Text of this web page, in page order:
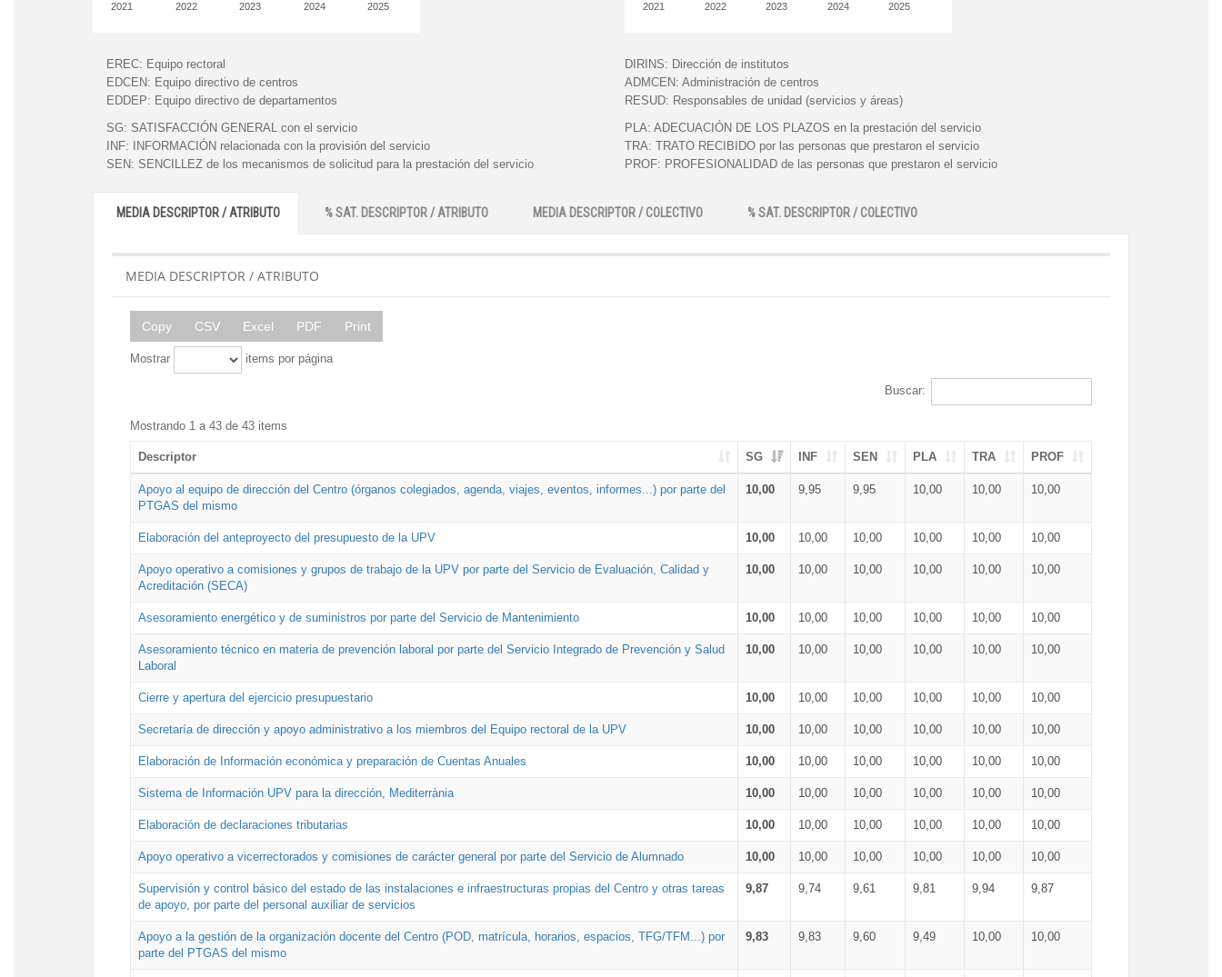
2021 2022 2023 2024 2025 2021 2022 2023 2024 2025
EREC: Equipo rectoral
EDCEN: Equipo directivo de centros
EDDEP: Equipo directivo de departamentos
DIRINS: Dirección de institutos
ADMCEN: Administración de centros
RESUD: Responsables de unidad (servicios y áreas)
SG: SATISFACCIÓN GENERAL con el servicio
INF:
INFORMACIÓN relacionada con la provisión del servicio
SEN: SENCILLEZ de los mecanismos de solicitud para la prestación del servicio
PLA: ADECUACIÓN DE LOS PLAZOS en la prestación del servicio
TRA: TRATO RECIBIDO por las personas que prestaron el servicio
PROF: PROFESIONALIDAD de las personas que prestaron el servicio
MEDIA DESCRIPTOR / ATRIBUTO % SAT. DESCRIPTOR / ATRIBUTO MEDIA DESCRIPTOR / COLECTIVO % SAT. DESCRIPTOR / COLECTIVO
MEDIA DESCRIPTOR / ATRIBUTO
Copy CSV Excel PDF Print
Mostrar items por página
Buscar:
Mostrando 1 a 43 de 43 items
Descriptor SG INF SEN PLA TRA PROF
Apoyo al equipo de dirección del Centro (órganos colegiados, agenda, viajes, eventos, informes...) por parte del
PTGAS del mismo
10,00 9,95 9,95 10,00 10,00 10,00
Elaboración del anteproyecto del presupuesto de la UPV 10,00 10,00 10,00 10,00 10,00 10,00
Apoyo operativo a comisiones y grupos de trabajo de la UPV por parte del Servicio de Evaluación, Calidad y
Acreditación (SECA)
10,00 10,00 10,00 10,00 10,00 10,00
Asesoramiento energético y de suministros por parte del Servicio de Mantenimiento 10,00 10,00 10,00 10,00 10,00 10,00
Asesoramiento técnico en materia de prevención laboral por parte del Servicio Integrado de Prevención y Salud
Laboral
10,00 10,00 10,00 10,00 10,00 10,00
Cierre y apertura del ejercicio presupuestario 10,00 10,00 10,00 10,00 10,00 10,00
Secretaría de dirección y apoyo administrativo a los miembros del Equipo rectoral de la UPV 10,00 10,00 10,00 10,00 10,00 10,00
Elaboración de Información económica y preparación de Cuentas Anuales 10,00 10,00 10,00 10,00 10,00 10,00
Sistema de Información UPV para la dirección, Mediterrània 10,00 10,00 10,00 10,00 10,00 10,00
Elaboración de declaraciones tributarias 10,00 10,00 10,00 10,00 10,00 10,00
Apoyo operativo a vicerrectorados y comisiones de carácter general por parte del Servicio de Alumnado 10,00 10,00 10,00 10,00 10,00 10,00
Supervisión y control básico del estado de las instalaciones e infraestructuras propias del Centro y otras tareas
de apoyo, por parte del personal auxiliar de servicios
9,87 9,74 9,61 9,81 9,94 9,87
Apoyo a la gestión de la organización docente del Centro (POD, matrícula, horarios, espacios, TFG/TFM...) por
parte del PTGAS del mismo
9,83 9,83 9,60 9,49 10,00 10,00